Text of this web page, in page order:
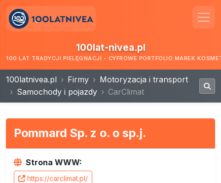
100lat-nivea.pl
100 LAT TRADYCJI PIELĘGNACJI - CYFROWE PORTFOLIO MAREK
100latnivea.pl Firmy
Motoryzacja i transport
Samochody i pojazdy
CarClimat
Pommard Sp. z o. o sp.j.
Strona WWW:
https://carclimat.pl/